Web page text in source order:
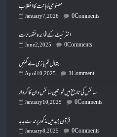
مصنوعی ذہانت کا انقلاب
January 7, 2026 0 Comments
انٹرنیٹ کے فوائد و نقصانات
June 2, 2025 0 Comments
ابتہال تم بازی لے گئیں
April 10, 2025 1 Comment
سائنس کی تاریخ میں خواتین سائنس دان کا کردار
January 10, 2025 0 Comments
قرآن مجید میں مذکور پرندے ہدہد
January 8, 2025 0 Comments